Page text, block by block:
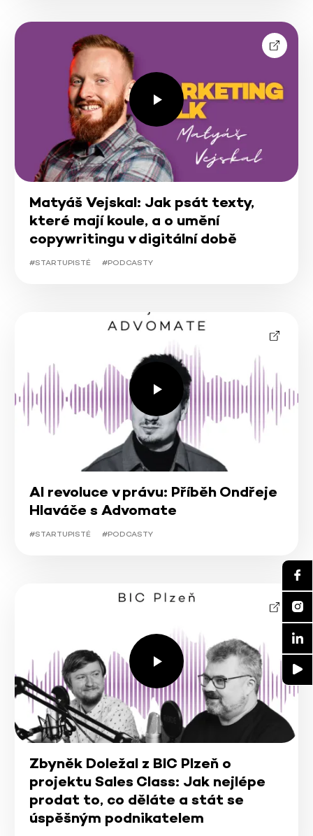
Matyáš Vejskal: Jak psát texty,
které mají koule, a o umění
copywritingu v digitální době
#STARTUPISTÉ #PODCASTY
AI revoluce v právu: Příběh Ondřeje
Hlaváče s Advomate
#STARTUPISTÉ #PODCASTY
Zbyněk Doležal z BIC Plzeň o
projektu Sales Class: Jak nejlépe
prodat to, co děláte a stát se
úspěšným podnikatelem